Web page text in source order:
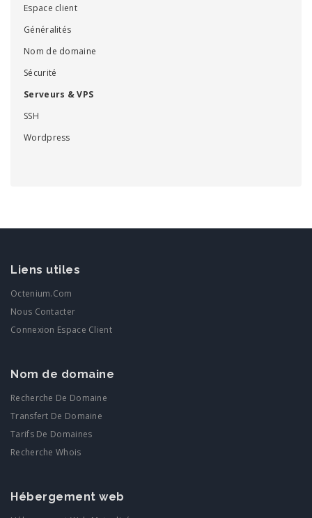
Espace client
Généralités
Nom de domaine
Sécurité
Serveurs & VPS
SSH
Wordpress
Liens utiles
Octenium.com
Nous Contacter
Connexion Espace Client
Nom de domaine
Recherche De Domaine
Transfert De Domaine
Tarifs De Domaines
Recherche Whois
Hébergement web